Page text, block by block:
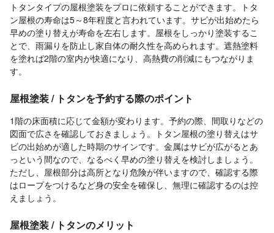
トタンタイプの屋根塗装をプロに依頼することができます。トタ
ン屋根の寿命は5～8年程度と言われています。サビが出始めたら
早めの塗り替えが寿命を左右します。屋根をしっかり塗装するこ
とで、雨漏りを防止し家自体の耐久性を高められます。遮熱塗料
を塗れば2階の室内が快適になり、高熱費の削減にもつながりま
す。
屋根塗装 / トタンを予約する際のポイント
1階の床面積に応じて金額が変わります。予約の際、間取りなどの
図面で広さを確認しておきましょう。トタン屋根の塗り替えはサ
ビの出始めが適した時期のサインです。金属はサビが広がるとあ
っという間なので、なるべく早めの塗り替えを検討しましょう。
ただし、屋根部分は高所となり危険が伴いますので、確認する際
はロープをつけるなど身の安全を確保し、無理に確認するのは控
えましょう。
屋根塗装 / トタンのメリット